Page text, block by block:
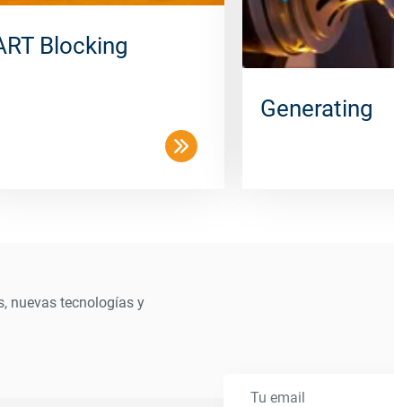
Blocking
Generating
nuevas tecnologías y